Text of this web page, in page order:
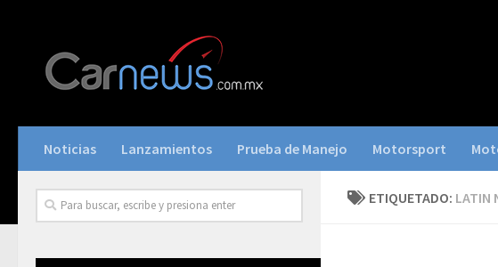
Noticias Lanzamientos Prueba de Manejo Motorsport
ETIQUETADO: LATIN